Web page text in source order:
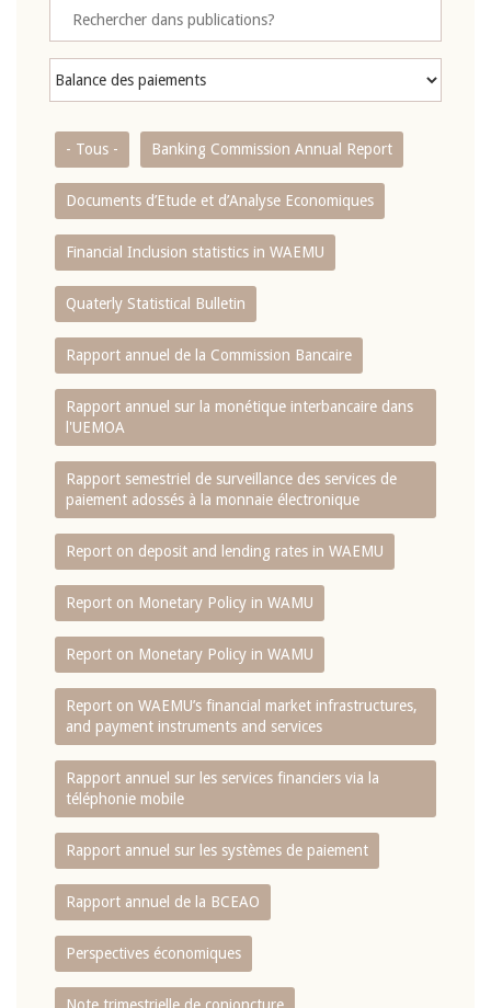
- Tous - Banking Commission Annual Report
Documents d’Etude et d’Analyse Economiques
Financial Inclusion statistics in WAEMU
Quaterly Statistical Bulletin
Rapport annuel de la Commission Bancaire
Rapport annuel sur la monétique interbancaire dans
l'UEMOA
Rapport semestriel de surveillance des services de
paiement adossés à la monnaie électronique
Report on deposit and lending rates in WAEMU
Report on Monetary Policy in WAMU
Report on Monetary Policy in WAMU
Report on WAEMU’s financial market infrastructures,
and payment instruments and services
Rapport annuel sur les services financiers via la
téléphonie mobile
Rapport annuel sur les systèmes de paiement
Rapport annuel de la BCEAO
Perspectives économiques